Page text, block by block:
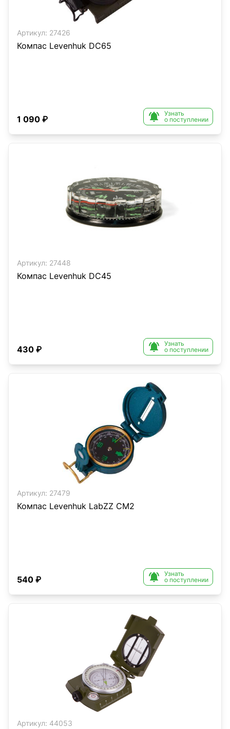
Артикул: 27426
Компас Levenhuk DC65
1 090 ₽ 
Узнать
о поступлении
Артикул: 27448
Компас Levenhuk DC45
430 ₽ 
Узнать
о поступлении
Артикул: 27479
Компас Levenhuk LabZZ CM2
540 ₽ 
Узнать
о поступлении
Артикул: 44053